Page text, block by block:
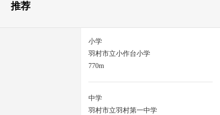
推荐
小学
羽村市立小作台小学
770m
中学
羽村市立羽村第一中学